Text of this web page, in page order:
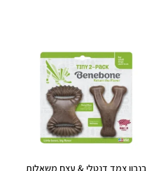
בנבון צמד דנטלי & עצם משאלות